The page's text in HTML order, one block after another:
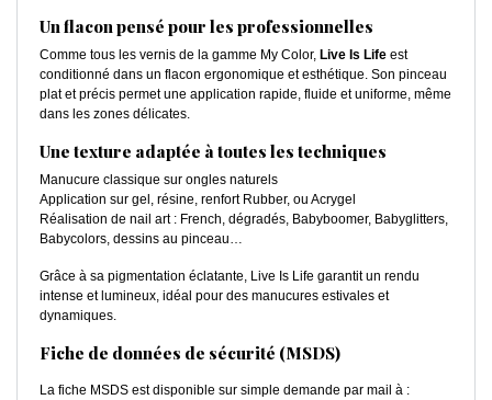
Un flacon pensé pour les professionnelles
Comme tous les vernis de la gamme My Color, Live Is Life est
conditionné dans un flacon ergonomique et esthétique. Son pinceau
plat et précis permet une application rapide, fluide et uniforme, même
dans les zones délicates.
Une texture adaptée à toutes les techniques
Manucure classique sur ongles naturels
Application sur gel, résine, renfort Rubber, ou Acrygel
Réalisation de nail art : French, dégradés, Babyboomer, Babyglitters,
Babycolors, dessins au pinceau…
Grâce à sa pigmentation éclatante, Live Is Life garantit un rendu
intense et lumineux, idéal pour des manucures estivales et
dynamiques.
Fiche de données de sécurité (MSDS)
La fiche MSDS est disponible sur simple demande par mail à :